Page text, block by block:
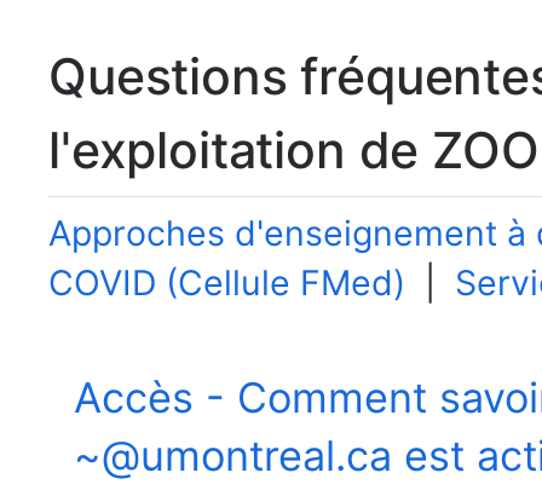
Questions
l'exploitation de
Approches d'enseignement
COVID (Cellule FMed)
Accès - Comment
~@umontreal.ca est